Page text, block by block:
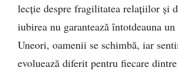
lecție despre fragilitatea relațiilor și
iubirea nu garantează întotdeauna
Uneori, oamenii se schimbă, iar
evoluează diferit pentru fiecare